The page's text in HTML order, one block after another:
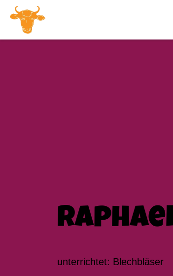
unterrichtet: Blechbläser